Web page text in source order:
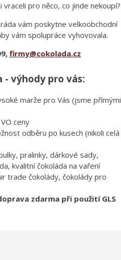
vraceli pro něco, co jinde nekoupí?
vám poskytne velkoobchodní
vám spolupráce vyhovovala.
firmy@cokolada.cz
- výhody pro vás:
marže pro Vás (jsme přímými
ceny
odběru po kusech (nikoli celá
pralinky, dárkové sady,
kvalitní čokoláda na vaření
trade čokolády, čokolády pro
zdarma při použití GLS